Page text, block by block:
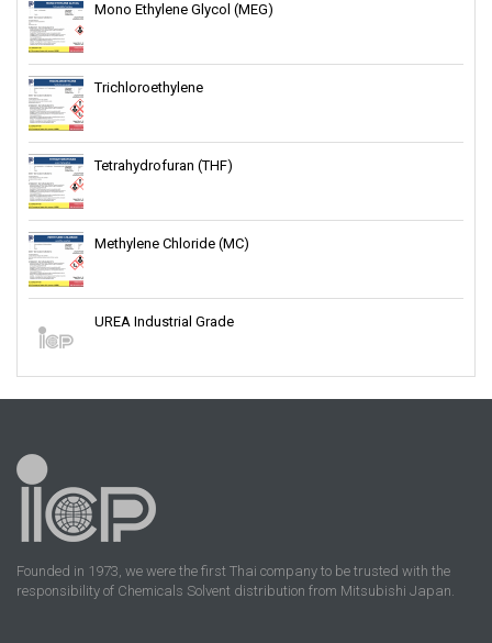
Mono Ethylene Glycol (MEG)
Trichloroethylene
Tetrahydrofuran (THF)
Methylene Chloride (MC)
UREA Industrial Grade
Founded in 1973, we were the first Thai company to be trusted with the
responsibility of Chemicals Solvent distribution from Mitsubishi Japan.